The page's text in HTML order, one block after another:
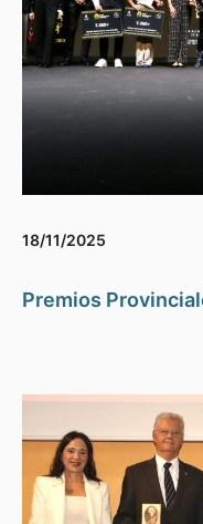
18/11/2025
Premios